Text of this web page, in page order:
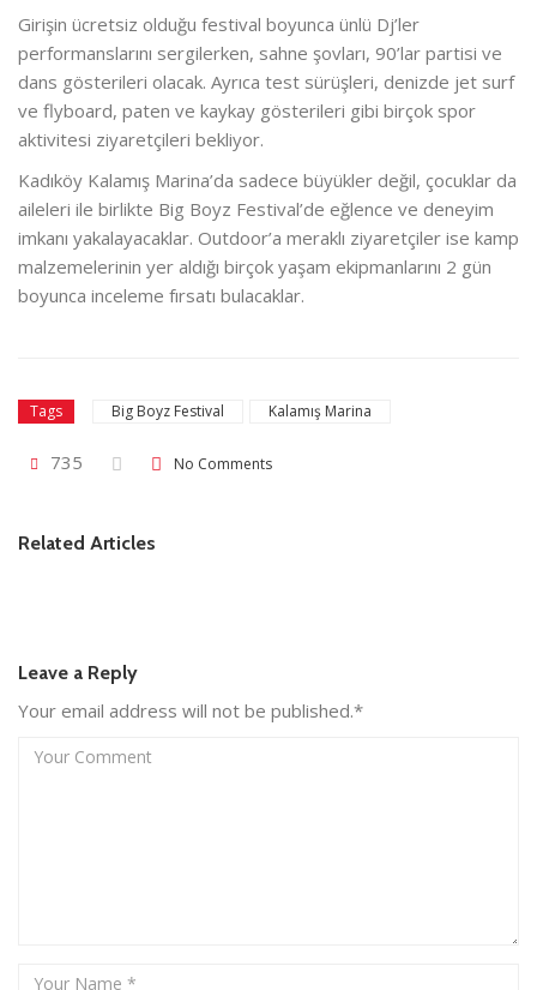
Girişin ücretsiz olduğu festival boyunca ünlü Dj’ler
performanslarını sergilerken, sahne şovları, 90’lar partisi ve
dans gösterileri olacak. Ayrıca test sürüşleri, denizde jet surf
ve flyboard, paten ve kaykay gösterileri gibi birçok spor
aktivitesi ziyaretçileri bekliyor.
Kadıköy Kalamış Marina’da sadece büyükler değil, çocuklar da
aileleri ile birlikte Big Boyz Festival’de eğlence ve deneyim
imkanı yakalayacaklar. Outdoor’a meraklı ziyaretçiler ise kamp
malzemelerinin yer aldığı birçok yaşam ekipmanlarını 2 gün
boyunca inceleme fırsatı bulacaklar.
Tags Big Boyz Festival Kalamış Marina
735 No Comments
Related Articles
Leave a Reply
Your email address will not be published.*